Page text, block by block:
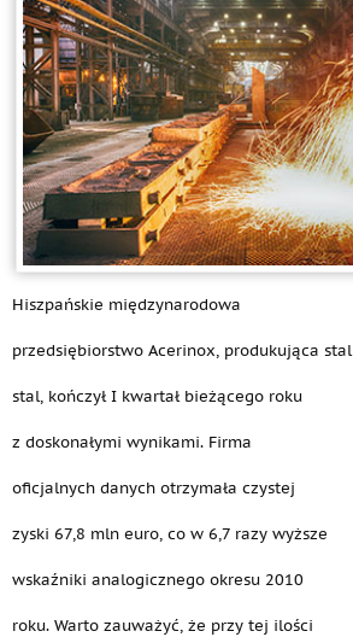
Hiszpańskie międzynarodowa
przedsiębiorstwo Acerinox, produkująca stal
stal, kończył I kwartał bieżącego roku
z doskonałymi wynikami. Firma
oficjalnych danych otrzymała czystej
zyski 67,8 mln euro, co w 6,7 razy wyższe
wskaźniki analogicznego okresu 2010
roku. Warto zauważyć, że przy tej ilości